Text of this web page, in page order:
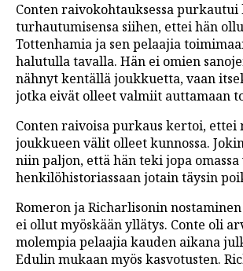
Conten raivokohtauksessa purkautui
turhautumisensa siihen, ettei hän
Tottenhamia ja sen pelaajia
halutulla tavalla. Hän ei omien
nähnyt kentällä joukkuetta, vaan
jotka eivät olleet valmiit auttamaan
Conten raivoisa purkaus kertoi, ettei
joukkueen välit olleet kunnossa.
niin paljon, että hän teki jopa
henkilöhistoriassaan jotain täysin
Romeron ja Richarlisonin
ei ollut myöskään yllätys. Conte oli
molempia pelaajia kauden aikana
Edulin mukaan myös kasvotusten.